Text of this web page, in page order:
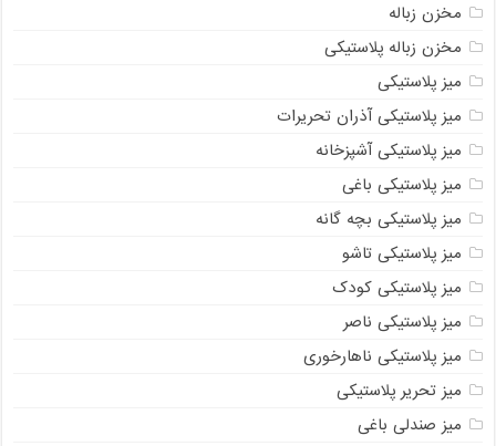
مخزن زباله
مخزن زباله پلاستیکی
میز پلاستیکی
میز پلاستیکی آذران تحریرات
میز پلاستیکی آشپزخانه
میز پلاستیکی باغی
میز پلاستیکی بچه گانه
میز پلاستیکی تاشو
میز پلاستیکی کودک
میز پلاستیکی ناصر
میز پلاستیکی ناهارخوری
میز تحریر پلاستیکی
میز صندلی باغی